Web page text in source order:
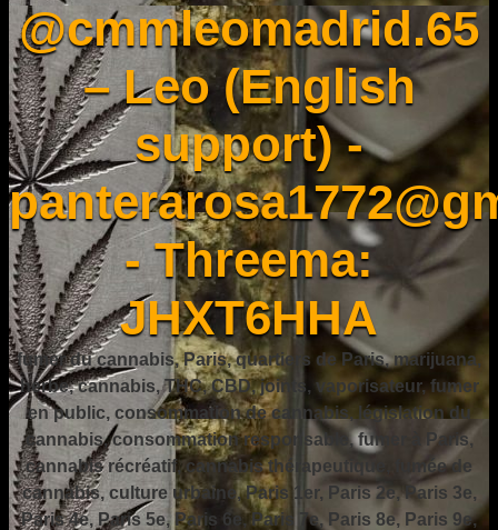
@cmmleomadrid.65
– Leo (English
support) -
- Threema:
JHXT6HHA
fumer du cannabis, Paris, quartiers de Paris, marijuana,
herbe, cannabis, THC, CBD, joints, vaporisateur, fumer
en public, consommation de cannabis, législation du
cannabis, consommation responsable, fumer à Paris,
cannabis récréatif, cannabis thérapeutique, fumée de
cannabis, culture urbaine, Paris 1er, Paris 2e, Paris 3e,
Paris 4e, Paris 5e, Paris 6e, Paris 7e, Paris 8e, Paris 9e,